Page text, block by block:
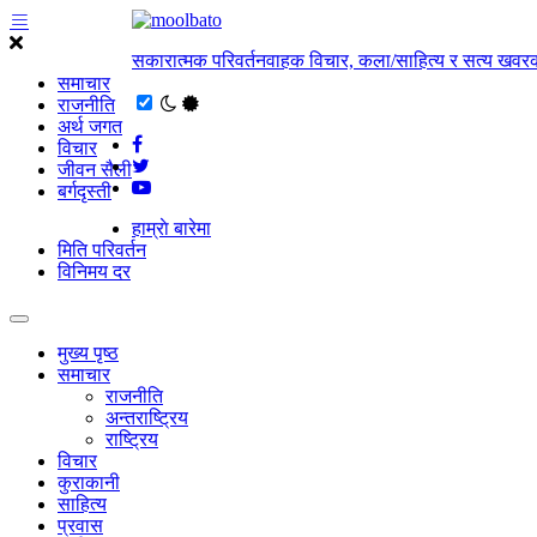
समाचार
राजनीति
अर्थ जगत
विचार
जीवन सैली
बर्गदृस्ती
सकारात्मक परिवर्तनवाहक विचार, कला/साहित्य र सत्य
हाम्राे बारेमा
मिति परिवर्तन
विनिमय दर
मुख्य पृष्ठ
समाचार
राजनीति
अन्तराष्ट्रिय
राष्ट्रिय
विचार
कुराकानी
साहित्य
प्रवास